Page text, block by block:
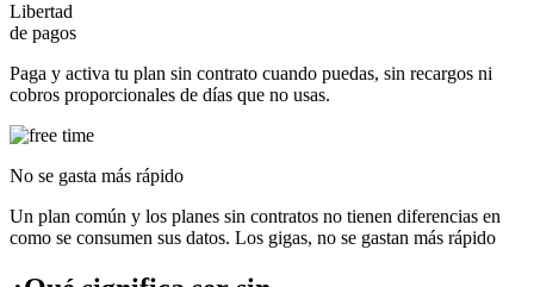
Libertad
de pagos
Paga y activa tu plan sin contrato cuando puedas, sin recargos ni
cobros proporcionales de días que no usas.
No se gasta más rápido
Un plan común y los planes sin contratos no tienen diferencias en
como se consumen sus datos. Los gigas, no se gastan más rápido